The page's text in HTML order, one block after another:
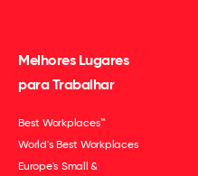
Melhores Lugares
para Trabalhar
Best Workplaces™
World's Best Workplaces
Europe's Small &